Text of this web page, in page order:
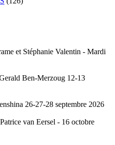
et Stéphanie Valentin - Mardi
Ben-Merzoug 12-13
26-27-28 septembre 2026
van Eersel - 16 octobre